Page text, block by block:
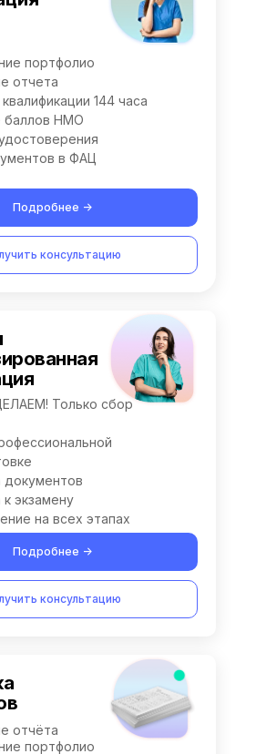
отчёта
портфолио
Только сбор
документов
экзамену
на всех этапах
Подробнее ->
консультацию
портфолио
отчета
144 часа
баллов НМО
в ФАЦ
Подробнее ->
консультацию